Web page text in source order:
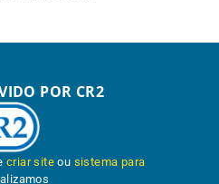
POR CR2
criar site ou sistema para